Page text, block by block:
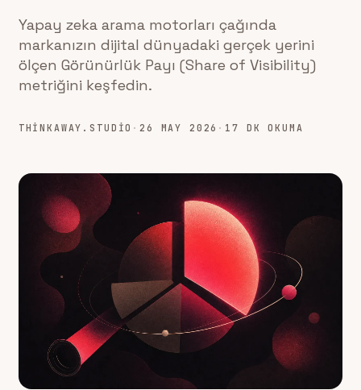
Yapay zeka arama motorları çağında
markanızın dijital dünyadaki gerçek yerini
ölçen Görünürlük Payı (Share of Visibility)
metriğini keşfedin.
THINKAWAY.STUDIO ·26 MAY 2026 · 17 DK OKUMA